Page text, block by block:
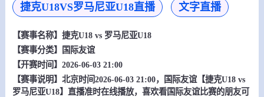
捷克U18VS罗马尼亚U18直播 文字直播
【赛事名称】 捷克U18 vs 罗马尼亚U18
【赛事分类】
国际友谊
【开赛时间】2026-06-03 21:00
【赛事说明】北京时间2026-06-03 21:00，国际友谊【捷克U18 vs
罗马尼亚U18】直播准时在线播放，喜欢看国际友谊比赛的朋友可